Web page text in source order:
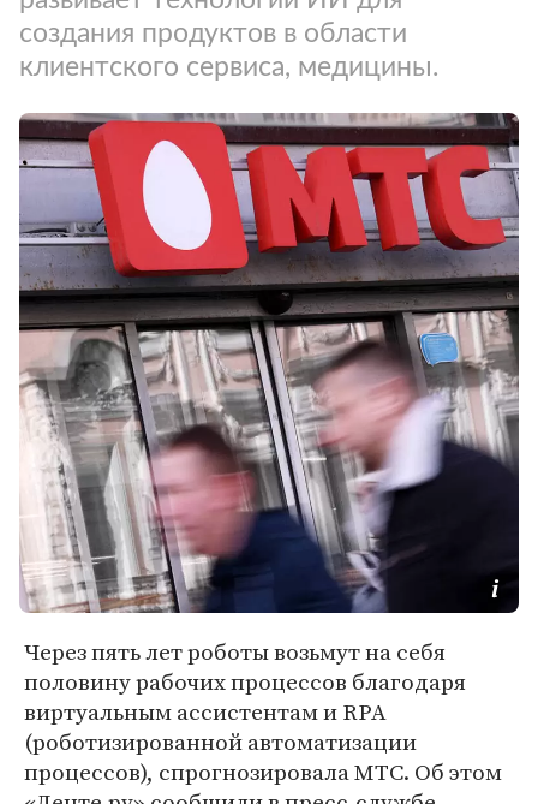
создания продуктов в области
клиентского сервиса, медицины.
Через пять лет роботы возьмут на себя
половину рабочих процессов благодаря
виртуальным ассистентам и RPA
(роботизированной автоматизации
процессов), спрогнозировала МТС. Об этом